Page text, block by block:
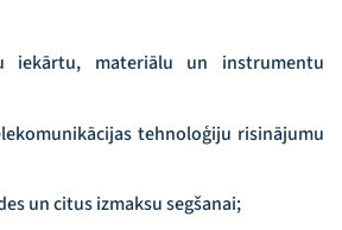
iekārtu, materiālu un instrumentu
tehnoloģiju risinājumu
un citus izmaksu segšanai;